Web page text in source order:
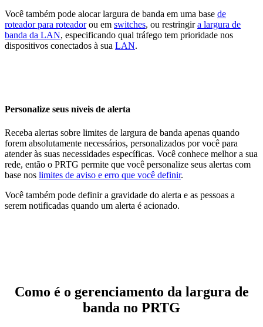
Você também pode alocar largura de banda em uma base de
roteador para roteadorou em switches, ou restringira largura de
banda da LAN, especificando qual tráfego tem prioridade nos
dispositivos conectados à sua LAN.
Personalize seus níveis de alerta
Receba alertas sobre limites de largura de banda apenas quando
forem absolutamente necessários, personalizados por você para
atender às suas necessidades específicas. Você conhece melhor a sua
rede, então o PRTG permite que você personalize seus alertas com
base nos limites de aviso e erro que você definir.
Você também pode definir a gravidade do alerta e as pessoas a
serem notificadas quando um alerta é acionado.
Como é o gerenciamento da largura de
banda no PRTG